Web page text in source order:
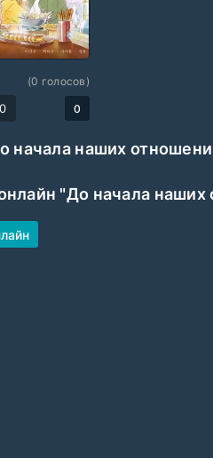
0
(0 голосов)
0
начала наших
"До начала наших